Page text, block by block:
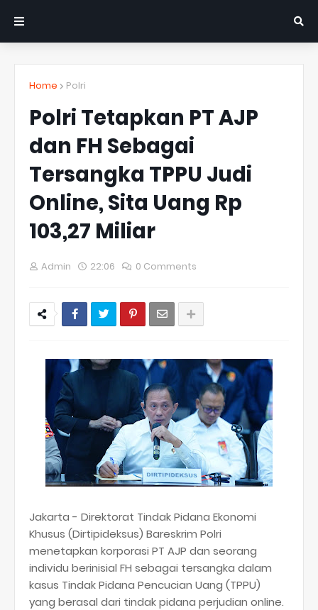
Home Polri
Polri Tetapkan PT AJP
dan FH Sebagai
Tersangka TPPU Judi
Online, Sita Uang Rp
103,27 Miliar
Admin 22:06 0 Comments
Jakarta - Direktorat Tindak Pidana Ekonomi
Khusus (Dirtipideksus) Bareskrim Polri
menetapkan korporasi PT AJP dan seorang
individu berinisial FH sebagai tersangka dalam
kasus Tindak Pidana Pencucian Uang (TPPU)
yang berasal dari tindak pidana perjudian online.